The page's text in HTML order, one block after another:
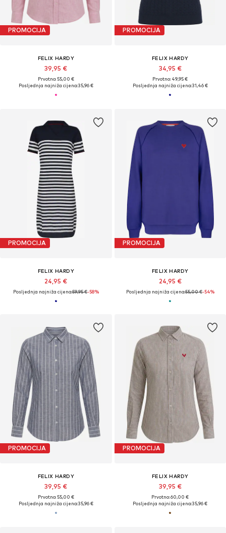
PROMOCIJA
FELIX HARDY
39,95 €
Prvotno: 55,00 €
Posljednja najniža cijena:35,96 €
PROMOCIJA
FELIX HARDY
34,95 €
Prvotno: 49,95 €
Posljednja najniža cijena:31,46 €
PROMOCIJA
FELIX HARDY
24,95 €
Posljednja najniža cijena:59,95 €-58%
PROMOCIJA
FELIX HARDY
24,95 €
Posljednja najniža cijena:55,00 €-54%
PROMOCIJA
FELIX HARDY
39,95 €
Prvotno: 55,00 €
Posljednja najniža cijena:35,96 €
PROMOCIJA
FELIX HARDY
39,95 €
Prvotno: 60,00 €
Posljednja najniža cijena:35,96 €